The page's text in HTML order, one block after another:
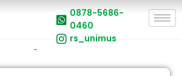
0878-5686-
0460
rs_unimus